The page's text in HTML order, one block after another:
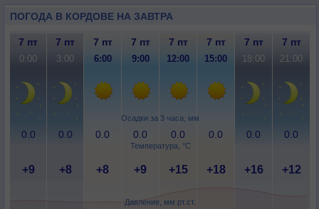
ПОГОДА В КОРДОВЕ НА ЗАВТРА
Осадки за 3 часа, мм
Температура, °C
Давление, мм рт.ст.
7 пт 7 пт 7 пт 7 пт 7 пт 7 пт 7 пт 7 пт
0:00 3:00 6:00 9:00 12:00 15:00 18:00 21:00
0.0 0.0 0.0 0.0 0.0 0.0 0.0 0.0
+9 +8 +8 +9 +15 +18 +16 +12